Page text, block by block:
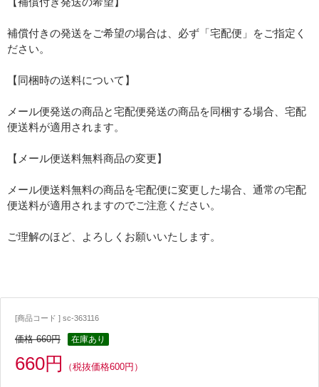
補償付きの発送をご希望の場合は、必ず「宅配便」をご指定く
ださい。
【同梱時の送料について】
メール便発送の商品と宅配便発送の商品を同梱する場合、宅配
便送料が適用されます。
【メール便送料無料商品の変更】
メール便送料無料の商品を宅配便に変更した場合、通常の宅配
便送料が適用されますのでご注意ください。
ご理解のほど、よろしくお願いいたします。
[商品コード ] sc-363116
価格 660円 在庫あり
660円 （税抜価格600円）